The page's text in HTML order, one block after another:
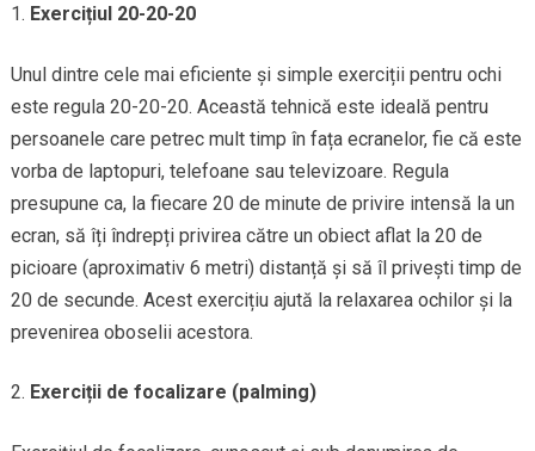
Exercițiul 20-20-20
Unul dintre cele mai eficiente și simple exerciții pentru ochi
este regula 20-20-20. Această tehnică este ideală pentru
persoanele care petrec mult timp în fața ecranelor, fie că este
vorba de laptopuri, telefoane sau televizoare. Regula
presupune ca, la fiecare 20 de minute de privire intensă la un
ecran, să îți îndrepți privirea către un obiect aflat la 20 de
picioare (aproximativ 6 metri) distanță și să îl privești timp de
20 de secunde. Acest exercițiu ajută la relaxarea ochilor și la
prevenirea oboselii acestora.
Exerciții de focalizare (palming)